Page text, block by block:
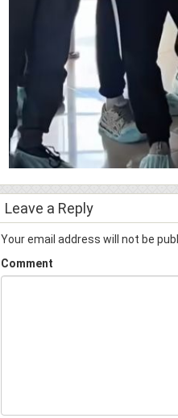
Leave a Reply
Your email address will not be
Comment